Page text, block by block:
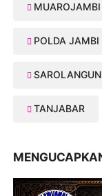
MUAROJAMBI
POLDA JAMBI
SAROLANGUN
TANJABAR